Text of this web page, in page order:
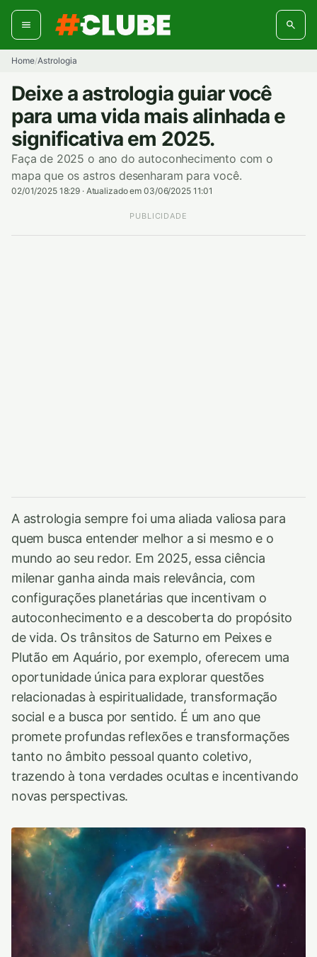
Pular
para
conteúdo
Home/Astrologia
Deixe a astrologia guiar você
para uma vida mais alinhada e
significativa em 2025.
Faça de 2025 o ano do autoconhecimento com o
mapa que os astros desenharam para você.
02/01/2025 18:29 · Atualizado em 03/06/2025 11:01
PUBLICIDADE
A astrologia sempre foi uma aliada valiosa para
quem busca entender melhor a si mesmo e o
mundo ao seu redor. Em 2025, essa ciência
milenar ganha ainda mais relevância, com
configurações planetárias que incentivam o
autoconhecimento e a descoberta do propósito
de vida. Os trânsitos de Saturno em Peixes e
Plutão em Aquário, por exemplo, oferecem uma
oportunidade única para explorar questões
relacionadas à espiritualidade, transformação
social e a busca por sentido. É um ano que
promete profundas reflexões e transformações
tanto no âmbito pessoal quanto coletivo,
trazendo à tona verdades ocultas e incentivando
novas perspectivas.